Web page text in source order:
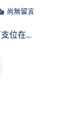
尚無留言
支位在…